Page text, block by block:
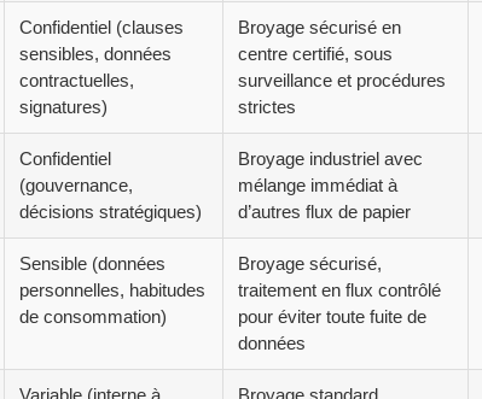
Confidentiel (clauses
sensibles, données
contractuelles,
signatures)
Broyage sécurisé en
centre certifié, sous
surveillance et procédures
strictes
Confidentiel
(gouvernance,
décisions stratégiques)
Broyage industriel avec
mélange immédiat à
d’autres flux de papier
Sensible (données
personnelles, habitudes
de consommation)
Broyage sécurisé,
traitement en flux contrôlé
pour éviter toute fuite de
données
Variable (interne à Broyage standard